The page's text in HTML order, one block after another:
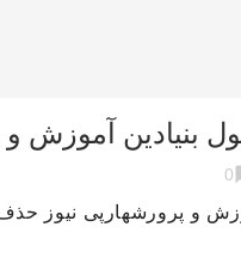
بنیادین آموزش
0
و پرورشهارپی نیوز